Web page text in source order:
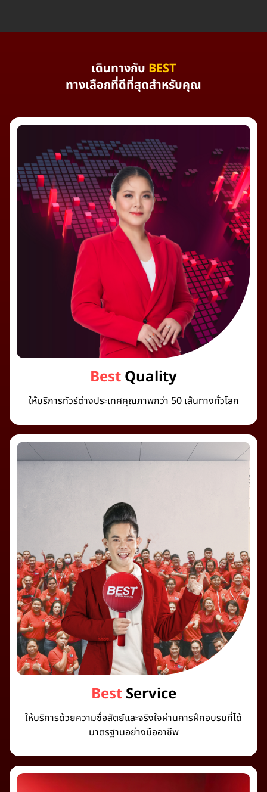
เดินทางกับ BEST
ทางเลือกที่ดีที่สุดสำหรับคุณ
BestQuality
ให้บริการทัวร์ต่างประเทศคุณภาพกว่า 50 เส้นทางทั่วโลก
BestService
ให้บริการด้วยความซื่อสัตย์และจริงใจผ่านการฝึกอบรมที่ได้
มาตรฐานอย่างมืออาชีพ